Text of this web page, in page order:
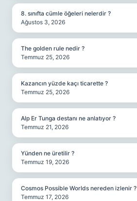
8. sınıfta cümle öğeleri nelerdir ?
Ağustos 3, 2026
The golden rule nedir ?
Temmuz 25, 2026
Kazancın yüzde kaçı ticarette ?
Temmuz 25, 2026
Alp Er Tunga destanı ne anlatıyor ?
Temmuz 21, 2026
Yünden ne üretilir ?
Temmuz 19, 2026
Cosmos Possible Worlds nereden izlenir ?
Temmuz 17, 2026